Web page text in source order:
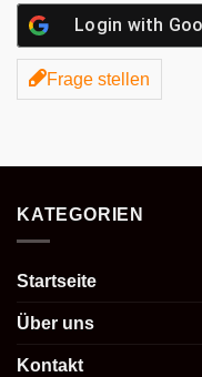
Login with
Frage stellen
KATEGORIEN
Startseite
Über uns
Kontakt